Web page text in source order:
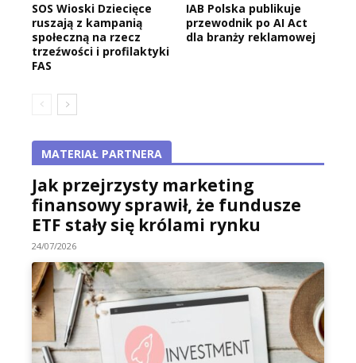
SOS Wioski Dziecięce
ruszają z kampanią
społeczną na rzecz
trzeźwości i profilaktyki
FAS
IAB Polska publikuje
przewodnik po AI Act
dla branży reklamowej
MATERIAŁ PARTNERA
Jak przejrzysty marketing
finansowy sprawił, że fundusze
ETF stały się królami rynku
24/07/2026